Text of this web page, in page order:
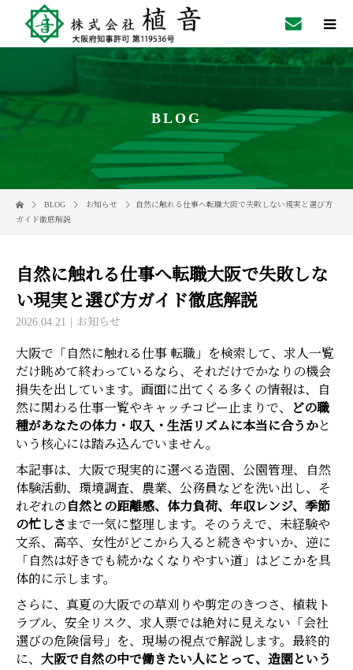
BLOG
BLOG お知らせ
自然に触れる仕事へ転職大阪で失敗しない現実と選び方
ガイド徹底解説
自然に触れる仕事へ転職大阪で失敗しな
い現実と選び方ガイド徹底解説
2026.04.21 お知らせ
大阪で「自然に触れる仕事 転職」を検索して、求人一覧
だけ眺めて終わっているなら、それだけでかなりの機会
損失を出しています。画面に出てくる多くの情報は、自
然に関わる仕事一覧やキャッチコピー止まりで、
どの職
種があなたの体力・収入・生活リズムに本当に合うかと
いう核心には踏み込んでいません。
本記事は、大阪で現実的に選べる造園、公園管理、自然
体験活動、環境調査、農業、公務員などを洗い出し、そ
れぞれの 自然との距離感、体力負荷、年収レンジ、季節
の忙しさ まで一気に整理します。そのうえで、未経験や
文系、高卒、女性がどこから入ると続きやすいか、逆に
「自然は好きでも続かなくなりやすい道」はどこかを具
体的に示します。
さらに、真夏の大阪での草刈りや剪定のきつさ、植栽ト
ラブル、安全リスク、求人票では絶対に見えない「会社
選びの危険信号」を、現場の視点で解説します。最終的
に、 大阪で自然の中で働きたい人にとって、造園という